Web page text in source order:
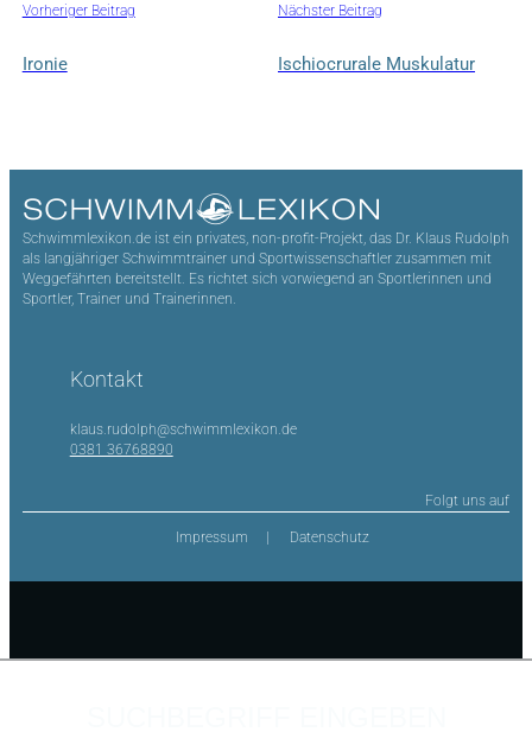
Vorheriger Beitrag
Ironie
Nächster Beitrag
Ischiocrurale Muskulatur
Schwimmlexikon.de ist ein privates, non-profit-Projekt, das Dr. Klaus Rudolph
als langjähriger Schwimmtrainer und Sportwissenschaftler zusammen mit
Weggefährten bereitstellt. Es richtet sich vorwiegend an Sportlerinnen und
Sportler, Trainer und Trainerinnen.
Kontakt
klaus.rudolph@schwimmlexikon.de
0381 36768890
Folgt uns auf
Impressum Datenschutz